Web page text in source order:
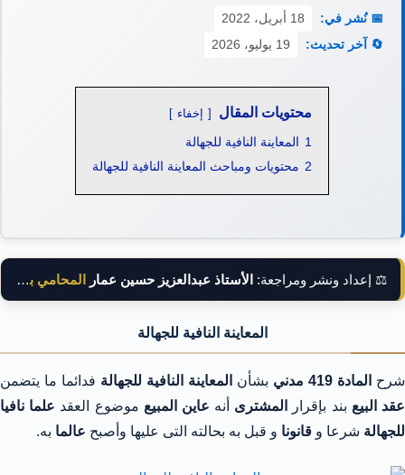
📅 نُشر في:
18 أبريل، 2022
🔄 آخر تحديث:
19 يوليو، 2026
محتويات المقال إخفاء
1 المعاينة النافية للجهالة
2 محتويات ومباحث المعاينة النافية للجهالة
⚖️ إعداد ونشر ومراجعة: الأستاذ عبدالعزيز حسين عمار المحامي بالنقض
المعاينة النافية للجهالة
شرح المادة 419 مدني بشأن المعاينة النافية للجهالة فدائما ما يتضمن
عقد البيع بند بإقرار المشترى أنه عاين المبيع موضوع العقد علما نافيا
للجهالة شرعا و قانونا و قبل به بحالته التى عليها وأصبح عالما به.